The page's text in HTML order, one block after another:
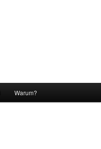
Warum?